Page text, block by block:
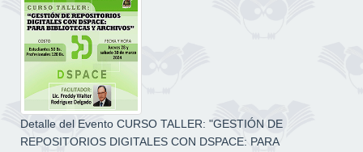
Detalle del Evento CURSO TALLER: "GESTIÓN DE
REPOSITORIOS DIGITALES CON DSPACE: PARA